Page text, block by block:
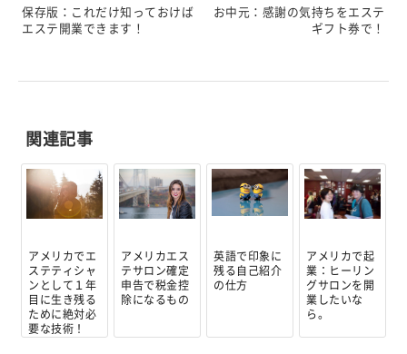
保存版：これだけ知っておけば
エステ開業できます！
お中元：感謝の気持ちをエステ
ギフト券で！
関連記事
アメリカでエ
ステティシャ
ンとして１年
目に生き残る
ために絶対必
要な技術！
アメリカエス
テサロン確定
申告で税金控
除になるもの
英語で印象に
残る自己紹介
の仕方
アメリカで起
業：ヒーリン
グサロンを開
業したいな
ら。